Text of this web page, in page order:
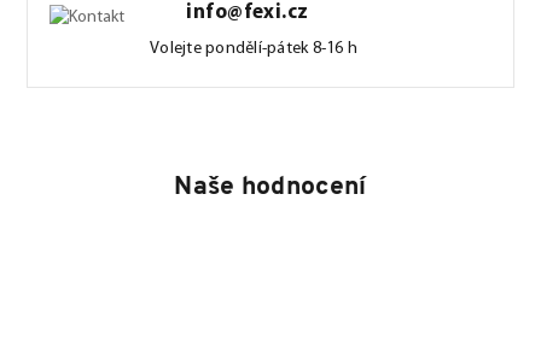
info@fexi.cz
Volejte pondělí-pátek 8-16 h
Naše hodnocení